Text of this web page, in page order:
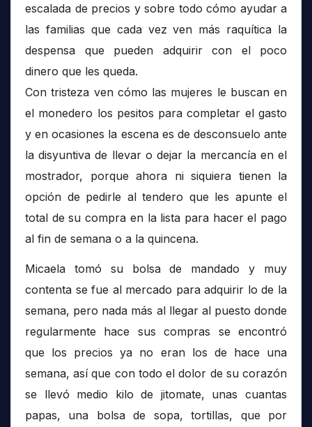
escalada de precios y sobre todo cómo ayudar a
las familias que cada vez ven más raquítica la
despensa que pueden adquirir con el poco
dinero que les queda.
Con tristeza ven cómo las mujeres le buscan en
el monedero los pesitos para completar el gasto
y en ocasiones la escena es de desconsuelo ante
la disyuntiva de llevar o dejar la mercancía en el
mostrador, porque ahora ni siquiera tienen la
opción de pedirle al tendero que les apunte el
total de su compra en la lista para hacer el pago
al fin de semana o a la quincena.
Micaela tomó su bolsa de mandado y muy
contenta se fue al mercado para adquirir lo de la
semana, pero nada más al llegar al puesto donde
regularmente hace sus compras se encontró
que los precios ya no eran los de hace una
semana, así que con todo el dolor de su corazón
se llevó medio kilo de jitomate, unas cuantas
papas, una bolsa de sopa, tortillas, que por